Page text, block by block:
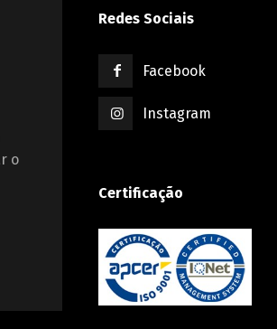
o
Redes Sociais
Facebook
Instagram
Certificação